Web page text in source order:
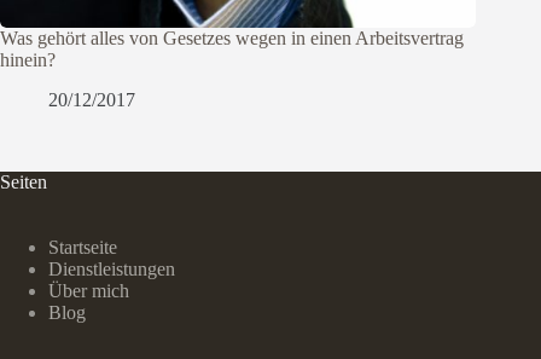
Was gehört alles von Gesetzes wegen in einen Arbeitsvertrag
hinein?
20/12/2017
Seiten
Startseite
Dienstleistungen
Über mich
Blog